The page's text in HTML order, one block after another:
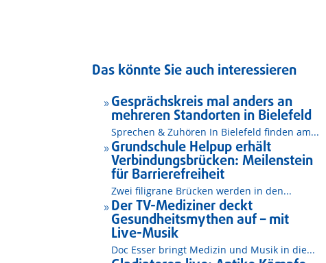
Das könnte Sie auch interessieren
9 Gesprächskreis mal anders an
mehreren Standorten in Bielefeld
Sprechen & Zuhören In Bielefeld finden am...
9 Grundschule Helpup erhält
Verbindungsbrücken: Meilenstein
für Barrierefreiheit
Zwei filigrane Brücken werden in den...
9 Der TV-Mediziner deckt
Gesundheitsmythen auf – mit
Live-Musik
Doc Esser bringt Medizin und Musik in die...